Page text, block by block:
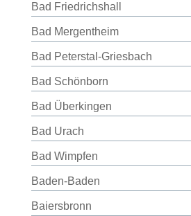
Bad Friedrichshall
Bad Mergentheim
Bad Peterstal-Griesbach
Bad Schönborn
Bad Überkingen
Bad Urach
Bad Wimpfen
Baden-Baden
Baiersbronn